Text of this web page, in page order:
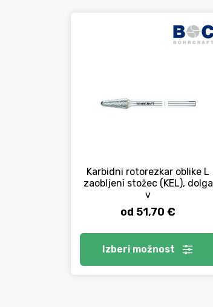
Karbidni rotorezkar oblike L
zaobljeni stožec (KEL), dolga
v
od 51,70 €
Izberi možnost